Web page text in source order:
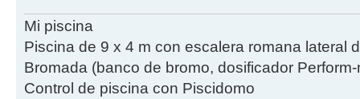
Mi piscina
Piscina de 9 x 4 m con escalera romana lateral
Bromada (banco de bromo, dosificador
Control de piscina con Piscidomo